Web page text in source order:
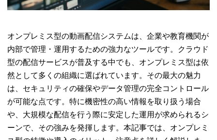
オンプレミス型の動画配信システムは、企業や教育機関が
内部で管理・運用するための強力なツールです。クラウド
型の配信サービスが普及する中でも、オンプレミス型は依
然として多くの組織に選ばれています。その最大の魅力
は、セキュリティの確保やデータ管理の完全コントロール
が可能な点です。特に機密性の高い情報を取り扱う場合
や、大規模な配信を行う際に安定した運用が求められるシ
ーンで、その強みを発揮します。本記事では、オンプレミ